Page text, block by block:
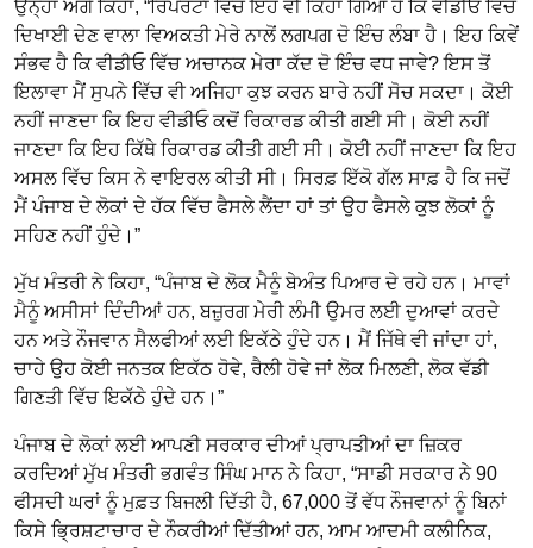
ਉਨ੍ਹਾਂ ਅੱਗੇ ਕਿਹਾ, “ਰਿਪੋਰਟਾਂ ਵਿੱਚ ਇਹ ਵੀ ਕਿਹਾ ਗਿਆ ਹੈ ਕਿ ਵੀਡੀਓ ਵਿੱਚ
ਦਿਖਾਈ ਦੇਣ ਵਾਲਾ ਵਿਅਕਤੀ ਮੇਰੇ ਨਾਲੋਂ ਲਗਪਗ ਦੋ ਇੰਚ ਲੰਬਾ ਹੈ। ਇਹ ਕਿਵੇਂ
ਸੰਭਵ ਹੈ ਕਿ ਵੀਡੀਓ ਵਿੱਚ ਅਚਾਨਕ ਮੇਰਾ ਕੱਦ ਦੋ ਇੰਚ ਵਧ ਜਾਵੇ? ਇਸ ਤੋਂ
ਇਲਾਵਾ ਮੈਂ ਸੁਪਨੇ ਵਿੱਚ ਵੀ ਅਜਿਹਾ ਕੁਝ ਕਰਨ ਬਾਰੇ ਨਹੀਂ ਸੋਚ ਸਕਦਾ। ਕੋਈ
ਨਹੀਂ ਜਾਣਦਾ ਕਿ ਇਹ ਵੀਡੀਓ ਕਦੋਂ ਰਿਕਾਰਡ ਕੀਤੀ ਗਈ ਸੀ। ਕੋਈ ਨਹੀਂ
ਜਾਣਦਾ ਕਿ ਇਹ ਕਿੱਥੇ ਰਿਕਾਰਡ ਕੀਤੀ ਗਈ ਸੀ। ਕੋਈ ਨਹੀਂ ਜਾਣਦਾ ਕਿ ਇਹ
ਅਸਲ ਵਿੱਚ ਕਿਸ ਨੇ ਵਾਇਰਲ ਕੀਤੀ ਸੀ। ਸਿਰਫ਼ ਇੱਕੋ ਗੱਲ ਸਾਫ਼ ਹੈ ਕਿ ਜਦੋਂ
ਮੈਂ ਪੰਜਾਬ ਦੇ ਲੋਕਾਂ ਦੇ ਹੱਕ ਵਿੱਚ ਫੈਸਲੇ ਲੈਂਦਾ ਹਾਂ ਤਾਂ ਉਹ ਫੈਸਲੇ ਕੁਝ ਲੋਕਾਂ ਨੂੰ
ਸਹਿਣ ਨਹੀਂ ਹੁੰਦੇ।”
ਮੁੱਖ ਮੰਤਰੀ ਨੇ ਕਿਹਾ, “ਪੰਜਾਬ ਦੇ ਲੋਕ ਮੈਨੂੰ ਬੇਅੰਤ ਪਿਆਰ ਦੇ ਰਹੇ ਹਨ। ਮਾਵਾਂ
ਮੈਨੂੰ ਅਸੀਸਾਂ ਦਿੰਦੀਆਂ ਹਨ, ਬਜ਼ੁਰਗ ਮੇਰੀ ਲੰਮੀ ਉਮਰ ਲਈ ਦੁਆਵਾਂ ਕਰਦੇ
ਹਨ ਅਤੇ ਨੌਜਵਾਨ ਸੈਲਫੀਆਂ ਲਈ ਇਕੱਠੇ ਹੁੰਦੇ ਹਨ। ਮੈਂ ਜਿੱਥੇ ਵੀ ਜਾਂਦਾ ਹਾਂ,
ਚਾਹੇ ਉਹ ਕੋਈ ਜਨਤਕ ਇਕੱਠ ਹੋਵੇ, ਰੈਲੀ ਹੋਵੇ ਜਾਂ ਲੋਕ ਮਿਲਣੀ, ਲੋਕ ਵੱਡੀ
ਗਿਣਤੀ ਵਿੱਚ ਇਕੱਠੇ ਹੁੰਦੇ ਹਨ।”
ਪੰਜਾਬ ਦੇ ਲੋਕਾਂ ਲਈ ਆਪਣੀ ਸਰਕਾਰ ਦੀਆਂ ਪ੍ਰਾਪਤੀਆਂ ਦਾ ਜ਼ਿਕਰ
ਕਰਦਿਆਂ ਮੁੱਖ ਮੰਤਰੀ ਭਗਵੰਤ ਸਿੰਘ ਮਾਨ ਨੇ ਕਿਹਾ, “ਸਾਡੀ ਸਰਕਾਰ ਨੇ 90
ਫੀਸਦੀ ਘਰਾਂ ਨੂੰ ਮੁਫ਼ਤ ਬਿਜਲੀ ਦਿੱਤੀ ਹੈ, 67,000 ਤੋਂ ਵੱਧ ਨੌਜਵਾਨਾਂ ਨੂੰ ਬਿਨਾਂ
ਕਿਸੇ ਭ੍ਰਿਸ਼ਟਾਚਾਰ ਦੇ ਨੌਕਰੀਆਂ ਦਿੱਤੀਆਂ ਹਨ, ਆਮ ਆਦਮੀ ਕਲੀਨਿਕ,